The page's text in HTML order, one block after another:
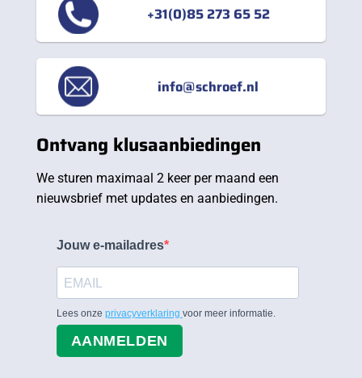
+31(0)85 273 65 52
info@schroef.nl
Ontvang klusaanbiedingen
We sturen maximaal 2 keer per maand een
nieuwsbrief met updates en aanbiedingen.
Jouw e-mailadres
Lees onze privacyverklaring voor meer informatie.
AANMELDEN